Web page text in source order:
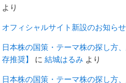
より
オフィシャルサイト新設のお知ら
日本株の国策・テーマ株の探し方
存推奨】
に結城はるみ より
日本株の国策・テーマ株の探し方